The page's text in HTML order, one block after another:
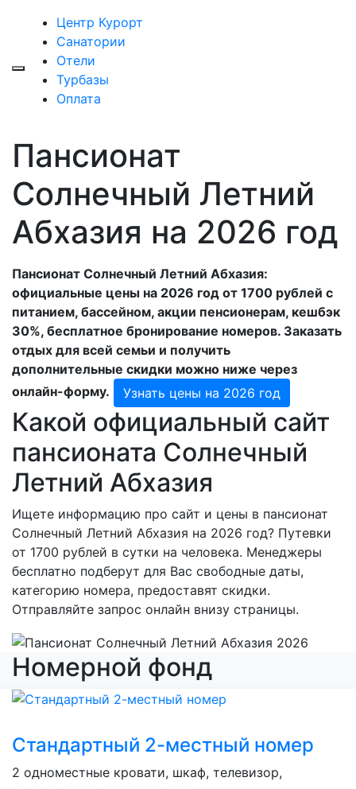
Центр Курорт
Санатории
Отели
Турбазы
Оплата
Пансионат
Солнечный Летний
Абхазия на 2026 год
Пансионат Солнечный Летний Абхазия:
официальные цены на 2026 год от 1700 рублей с
питанием, бассейном, акции пенсионерам, кешбэк
30%, бесплатное бронирование номеров. Заказать
отдых для всей семьи и получить
дополнительные скидки можно ниже через
онлайн-форму.
Узнать цены на 2026 год
Какой официальный сайт
пансионата Солнечный
Летний Абхазия
Ищете информацию про сайт и цены в пансионат
Солнечный Летний Абхазия на 2026 год? Путевки
от 1700 рублей в сутки на человека. Менеджеры
бесплатно подберут для Вас свободные даты,
категорию номера, предоставят скидки.
Отправляйте запрос онлайн внизу страницы.
Номерной фонд
Стандартный 2-местный номер
2 одноместные кровати, шкаф, телевизор,